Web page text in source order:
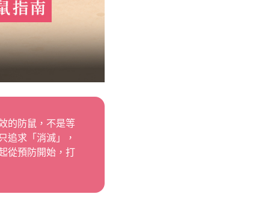
的防鼠，不是等
追求「消滅」，
從預防開始，打